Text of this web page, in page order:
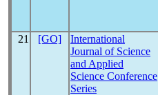
21 [GO]
International
Journal of Science
and Applied
Science Conference
Series